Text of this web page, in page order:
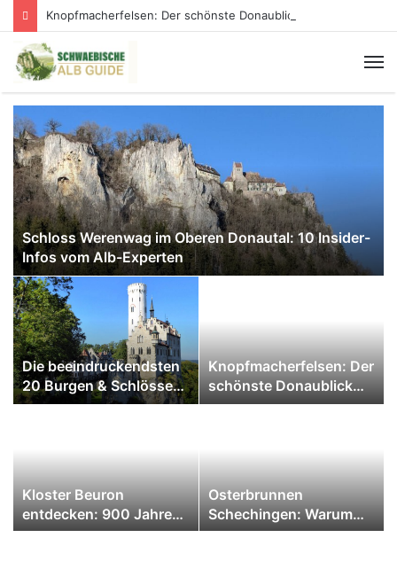
Schloss Werenwag im Oberen Donautal: 10 Insider-
Infos vom Alb-Experten
Die beeindruckendsten
20 Burgen & Schlösser
der Schwäbischen Alb
Knopfmacherfelsen: Der
schönste Donaublick
der Schwäbischen Alb
Kloster Beuron
entdecken: 900 Jahre
Geschichte zwischen
Osterbrunnen
Schechingen: Warum
dieses 2.400-Seelen-